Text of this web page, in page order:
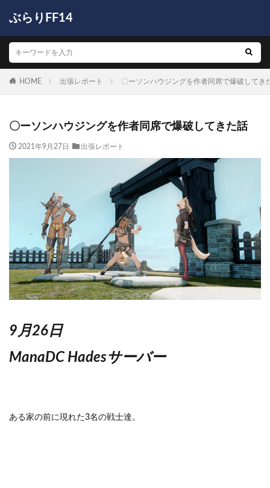
ぶらりFF14
HOME 出張レポート 〇ーソンハウジングを作者同席で爆破してき
〇ーソンハウジングを作者同席で爆破してきた話
2021年9月27日 出張レポート
9月26日
ManaDC Hadesサーバー
ある家の前に現れた3名の戦士達。